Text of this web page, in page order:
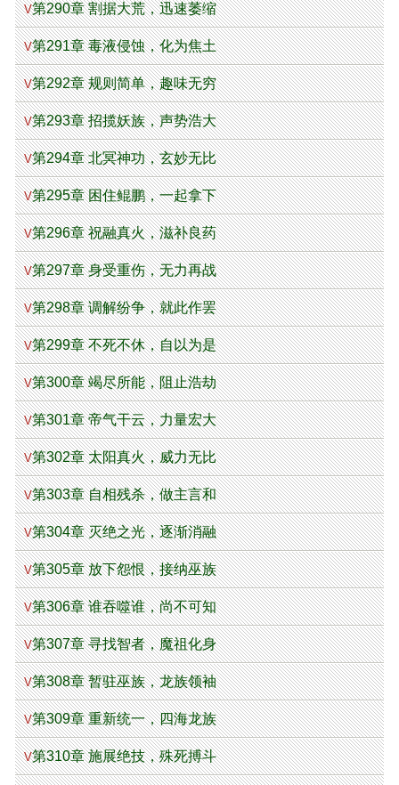
V第290章 割据大荒，迅速萎缩
V第291章 毒液侵蚀，化为焦土
V第292章 规则简单，趣味无穷
V第293章 招揽妖族，声势浩大
V第294章 北冥神功，玄妙无比
V第295章 困住鲲鹏，一起拿下
V第296章 祝融真火，滋补良药
V第297章 身受重伤，无力再战
V第298章 调解纷争，就此作罢
V第299章 不死不休，自以为是
V第300章 竭尽所能，阻止浩劫
V第301章 帝气干云，力量宏大
V第302章 太阳真火，威力无比
V第303章 自相残杀，做主言和
V第304章 灭绝之光，逐渐消融
V第305章 放下怨恨，接纳巫族
V第306章 谁吞噬谁，尚不可知
V第307章 寻找智者，魔祖化身
V第308章 暂驻巫族，龙族领袖
V第309章 重新统一，四海龙族
V第310章 施展绝技，殊死搏斗